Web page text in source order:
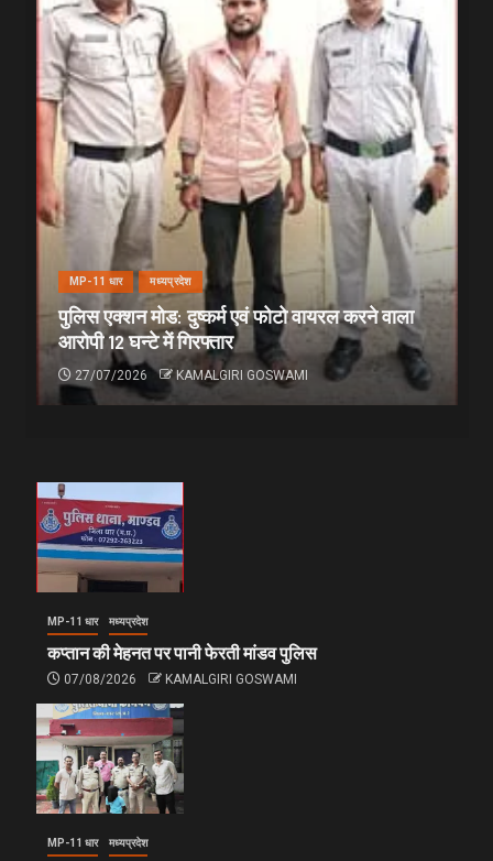
MP-11 धार मध्यप्रदेश
पुलिस एक्शन मोड: दुष्कर्म एवं फोटो वायरल करने वाला
आरोपी 12 घन्टे में गिरफ्तार
27/07/2026 KAMALGIRI GOSWAMI
MP-11 धार मध्यप्रदेश
कप्तान की मेहनत पर पानी फेरती मांडव पुलिस
07/08/2026 KAMALGIRI GOSWAMI
MP-11 धार मध्यप्रदेश